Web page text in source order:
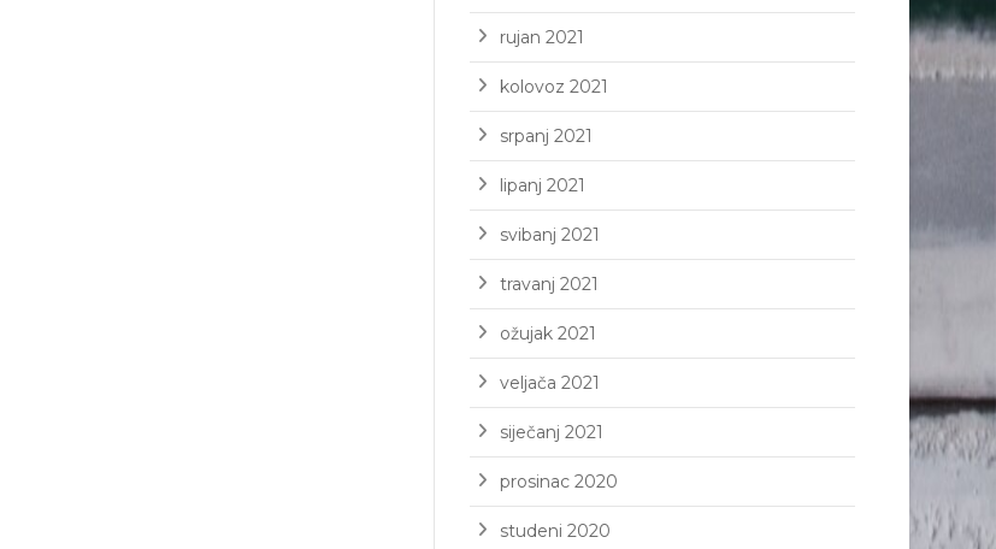
rujan 2021
kolovoz 2021
srpanj 2021
lipanj 2021
svibanj 2021
travanj 2021
ožujak 2021
veljača 2021
siječanj 2021
prosinac 2020
studeni 2020